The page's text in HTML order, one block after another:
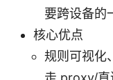
要跨设备的
核心优点
规则可视化